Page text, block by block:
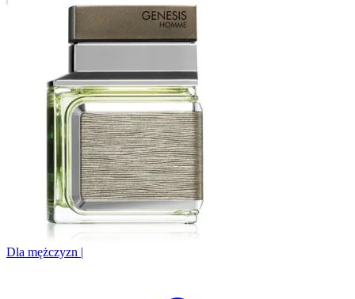
Dla mężczyzn |